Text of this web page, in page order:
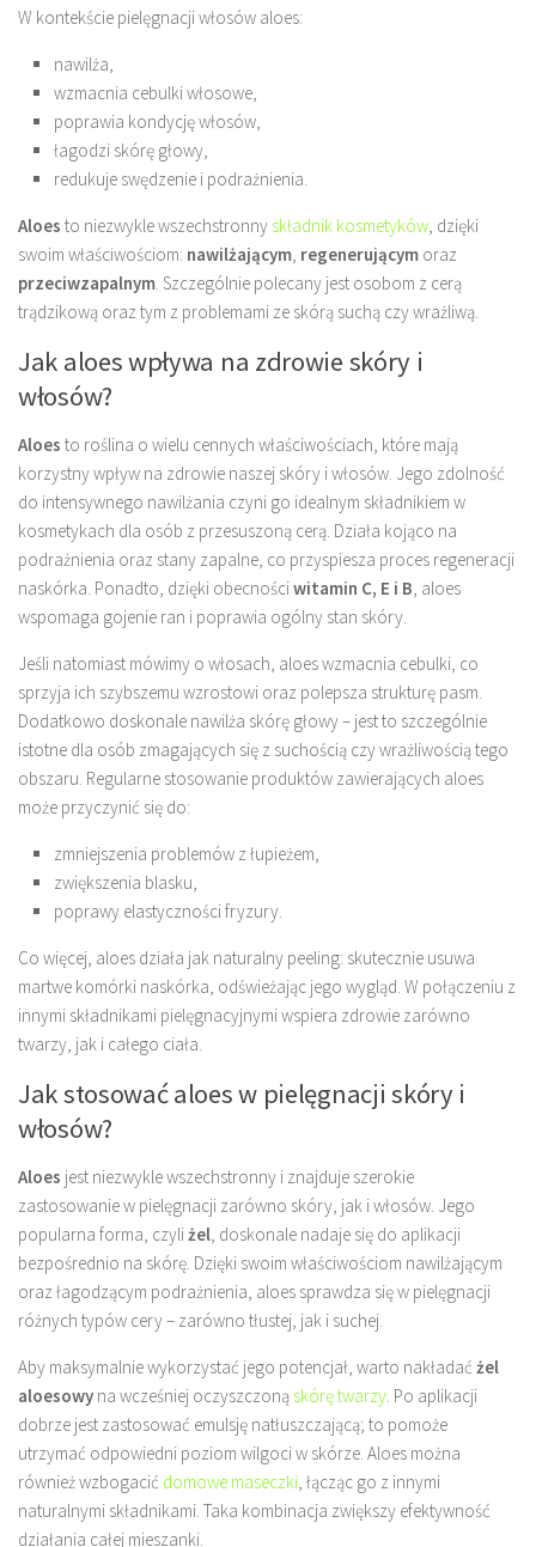
W kontekście pielęgnacji włosów aloes:
nawilża,
wzmacnia cebulki włosowe,
poprawia kondycję włosów,
łagodzi skórę głowy,
redukuje swędzenie i podrażnienia.
Aloes to niezwykle wszechstronny składnik kosmetyków, dzięki
swoim właściwościom: nawilżającym, regenerującym oraz
przeciwzapalnym. Szczególnie polecany jest osobom z cerą
trądzikową oraz tym z problemami ze skórą suchą czy wrażliwą.
Jak aloes wpływa na zdrowie skóry i
włosów?
Aloes to roślina o wielu cennych właściwościach, które mają
korzystny wpływ na zdrowie naszej skóry i włosów. Jego zdolność
do intensywnego nawilżania czyni go idealnym składnikiem w
kosmetykach dla osób z przesuszoną cerą. Działa kojąco na
podrażnienia oraz stany zapalne, co przyspiesza proces regeneracji
naskórka. Ponadto, dzięki obecnościwitamin C, E i B, aloes
wspomaga gojenie ran i poprawia ogólny stan skóry.
Jeśli natomiast mówimy o włosach, aloes wzmacnia cebulki, co
sprzyja ich szybszemu wzrostowi oraz polepsza strukturę pasm.
Dodatkowo doskonale nawilża skórę głowy – jest to szczególnie
istotne dla osób zmagających się z suchością czy wrażliwością tego
obszaru. Regularne stosowanie produktów zawierających aloes
może przyczynić się do:
zmniejszenia problemów z łupieżem,
zwiększenia blasku,
poprawy elastyczności fryzury.
Co więcej, aloes działa jak naturalny peeling: skutecznie usuwa
martwe komórki naskórka, odświeżając jego wygląd. W połączeniu z
innymi składnikami pielęgnacyjnymi wspiera zdrowie zarówno
twarzy, jak i całego ciała.
Jak stosować aloes w pielęgnacji skóry i
włosów?
Aloes jest niezwykle wszechstronny i znajduje szerokie
zastosowanie w pielęgnacji zarówno skóry, jak i włosów. Jego
popularna forma, czyliżel, doskonale nadaje się do aplikacji
bezpośrednio na skórę. Dzięki swoim właściwościom nawilżającym
oraz łagodzącym podrażnienia, aloes sprawdza się w pielęgnacji
różnych typów cery – zarówno tłustej, jak i suchej.
Aby maksymalnie wykorzystać jego potencjał, warto nakładać żel
aloesowy na wcześniej oczyszczoną skórę twarzy. Po aplikacji
dobrze jest zastosować emulsję natłuszczającą; to pomoże
utrzymać odpowiedni poziom wilgoci w skórze. Aloes można
również wzbogacić domowe maseczki, łącząc go z innymi
naturalnymi składnikami. Taka kombinacja zwiększy efektywność
działania całej mieszanki.